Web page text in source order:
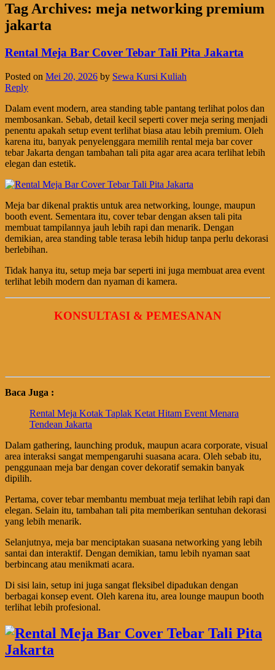
Tag Archives: meja networking premium
jakarta
Rental Meja Bar Cover Tebar Tali Pita Jakarta
Posted on Mei 20, 2026 by Sewa Kursi Kuliah
Reply
Dalam event modern, area standing table pantang terlihat polos dan
membosankan. Sebab, detail kecil seperti cover meja sering menjadi
penentu apakah setup event terlihat biasa atau lebih premium. Oleh
karena itu, banyak penyelenggara memilih rental meja bar cover
tebar Jakarta dengan tambahan tali pita agar area acara terlihat lebih
elegan dan estetik.
Meja bar dikenal praktis untuk area networking, lounge, maupun
booth event. Sementara itu, cover tebar dengan aksen tali pita
membuat tampilannya jauh lebih rapi dan menarik. Dengan
demikian, area standing table terasa lebih hidup tanpa perlu dekorasi
berlebihan.
Tidak hanya itu, setup meja bar seperti ini juga membuat area event
terlihat lebih modern dan nyaman di kamera.
KONSULTASI & PEMESANAN
Baca Juga :
Rental Meja Kotak Taplak Ketat Hitam Event Menara
Tendean Jakarta
Dalam gathering, launching produk, maupun acara corporate, visual
area interaksi sangat mempengaruhi suasana acara. Oleh sebab itu,
penggunaan meja bar dengan cover dekoratif semakin banyak
dipilih.
Pertama, cover tebar membantu membuat meja terlihat lebih rapi dan
elegan. Selain itu, tambahan tali pita memberikan sentuhan dekorasi
yang lebih menarik.
Selanjutnya, meja bar menciptakan suasana networking yang lebih
santai dan interaktif. Dengan demikian, tamu lebih nyaman saat
berbincang atau menikmati acara.
Di sisi lain, setup ini juga sangat fleksibel dipadukan dengan
berbagai konsep event. Oleh karena itu, area lounge maupun booth
terlihat lebih profesional.